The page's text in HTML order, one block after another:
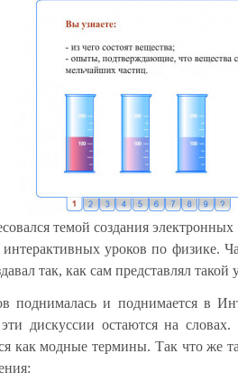
темой создания
уроков по физике.
так, как сам представлял
поднималась и поднимается в
дискуссии остаются на
как модные термины. Так что же